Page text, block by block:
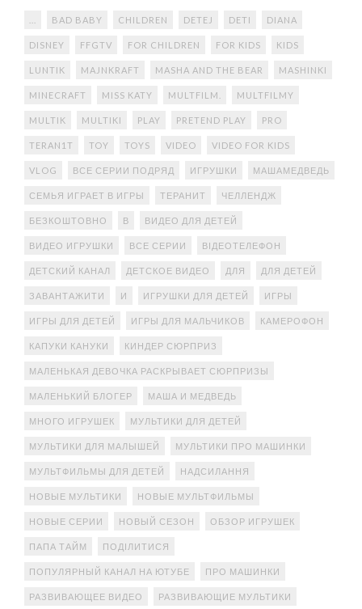
BAD BABY CHILDREN DETEJ DETI DIANA
DISNEY FFGTV FOR CHILDREN FOR KIDS KIDS
LUNTIK MAJNKRAFT MASHA AND THE BEAR MASHINKI
MINECRAFT MISS KATY MULTFILM. MULTFILMY
MULTIK MULTIKI PLAY PRETEND PLAY PRO
TERAN1T TOY TOYS VIDEO VIDEO FOR KIDS
VLOG ВСЕ СЕРИИ ПОДРЯД ИГРУШКИ МАШАМЕДВЕДЬ
СЕМЬЯ ИГРАЕТ В ИГРЫ ТЕРАНИТ ЧЕЛЛЕНДЖ
БЕЗКОШТОВНО В ВИДЕО ДЛЯ ДЕТЕЙ
ВИДЕО ИГРУШКИ ВСЕ СЕРИИ ВІДЕОТЕЛЕФОН
ДЕТСКИЙ КАНАЛ ДЕТСКОЕ ВИДЕО ДЛЯ ДЛЯ ДЕТЕЙ
ЗАВАНТАЖИТИ И ИГРУШКИ ДЛЯ ДЕТЕЙ ИГРЫ
ИГРЫ ДЛЯ ДЕТЕЙ ИГРЫ ДЛЯ МАЛЬЧИКОВ КАМЕРОФОН
КАПУКИ КАНУКИ КИНДЕР СЮРПРИЗ
МАЛЕНЬКАЯ ДЕВОЧКА РАСКРЫВАЕТ СЮРПРИЗЫ
МАЛЕНЬКИЙ БЛОГЕР МАША И МЕДВЕДЬ
МНОГО ИГРУШЕК МУЛЬТИКИ ДЛЯ ДЕТЕЙ
МУЛЬТИКИ ДЛЯ МАЛЫШЕЙ МУЛЬТИКИ ПРО МАШИНКИ
МУЛЬТФИЛЬМЫ ДЛЯ ДЕТЕЙ НАДСИЛАННЯ
НОВЫЕ МУЛЬТИКИ НОВЫЕ МУЛЬТФИЛЬМЫ
НОВЫЕ СЕРИИ НОВЫЙ СЕЗОН ОБЗОР ИГРУШЕК
ПАПА ТАЙМ ПОДІЛИТИСЯ
ПОПУЛЯРНЫЙ КАНАЛ НА ЮТУБЕ ПРО МАШИНКИ
РАЗВИВАЮЩЕЕ ВИДЕО РАЗВИВАЮЩИЕ МУЛЬТИКИ